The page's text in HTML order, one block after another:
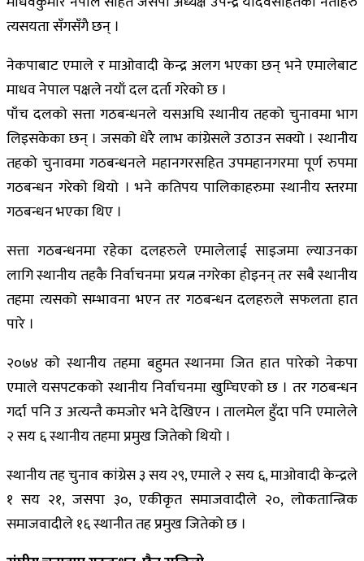
त्यसयता सँगसँगै छन् ।
नेकपाबाट एमाले र माओवादी केन्द्र अलग भएका छन् भने एमालेबाट
माधव नेपाल पक्षले नयाँ दल दर्ता गरेको छ ।
पाँच दलको सत्ता गठबन्धनले यसअघि स्थानीय तहको चुनावमा भाग
लिइसकेका छन् । जसको धेरै लाभ कांग्रेसले उठाउन सक्यो । स्थानीय
तहको चुनावमा गठबन्धनले महानगरसहित उपमहानगरमा पूर्ण रुपमा
गठबन्धन गरेको थियो । भने कतिपय पालिकाहरुमा स्थानीय स्तरमा
गठबन्धन भएका थिए ।
सत्ता गठबन्धनमा रहेका दलहरुले एमालेलाई साइजमा ल्याउनका
लागि स्थानीय तहकै निर्वाचनमा प्रयत्न नगरेका होइनन् तर सबै स्थानीय
तहमा त्यसको सम्भावना भएन तर गठबन्धन दलहरुले सफलता हात
पारे ।
२०७४ को स्थानीय तहमा बहुमत स्थानमा जित हात पारेको नेकपा
एमाले यसपटकको स्थानीय निर्वाचनमा खुम्चिएको छ । तर गठबन्धन
गर्दा पनि उ अत्यन्तै कमजोर भने देखिएन । तालमेल हुँदा पनि एमालेले
२ सय ६ स्थानीय तहमा प्रमुख जितेको थियो ।
स्थानीय तह चुनाव कांग्रेस ३ सय २९, एमाले २ सय ६, माओवादी केन्द्रले
१ सय २१, जसपा ३०, एकीकृत समाजवादीले २०, लोकतान्त्रिक
समाजवादीले १६ स्थानीत तह प्रमुख जितेको छ ।